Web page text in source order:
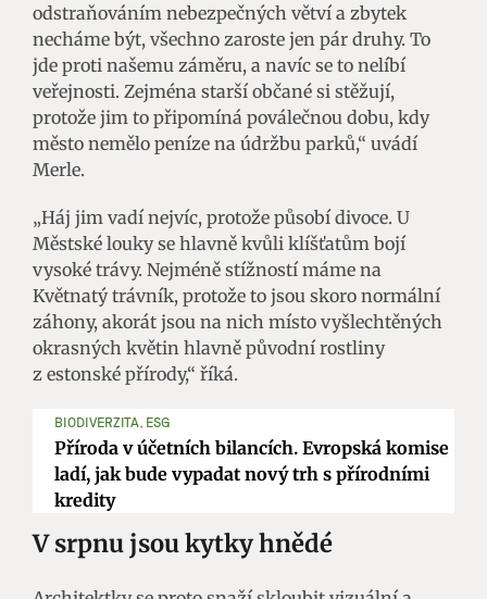
odstraňováním nebezpečných větví a zbytek
necháme být, všechno zaroste jen pár druhy. To
jde proti našemu záměru, a navíc se to nelíbí
veřejnosti. Zejména starší občané si stěžují,
protože jim to připomíná poválečnou dobu, kdy
město nemělo peníze na údržbu parků,“ uvádí
Merle.
„Háj jim vadí nejvíc, protože působí divoce. U
Městské louky se hlavně kvůli klíšťatům bojí
vysoké trávy. Nejméně stížností máme na
Květnatý trávník, protože to jsou skoro normální
záhony, akorát jsou na nich místo vyšlechtěných
okrasných květin hlavně původní rostliny
z estonské přírody,“ říká.
BIODIVERZITA, ESG
Příroda v účetních bilancích. Evropská komise
ladí, jak bude vypadat nový trh s přírodními
kredity
V srpnu jsou kytky hnědé